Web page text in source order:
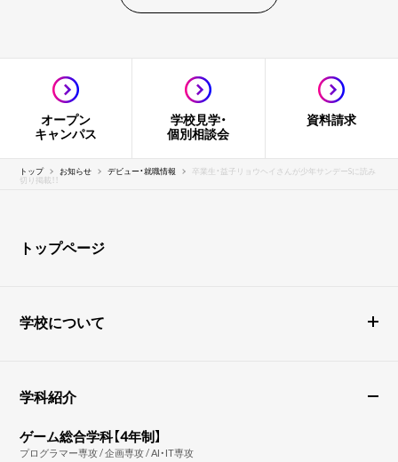
オープン
キャンパス
学校見学・
個別相談会
資料請求
トップ お知らせ デビュー・就職情報 卒業生・益子リョウヘイさんが少年サンデーSに読み
切り掲載！！
トップページ
学校について
学科紹介
ゲーム総合学科【4年制】
プログラマー専攻 / 企画専攻 / AI・IT専攻